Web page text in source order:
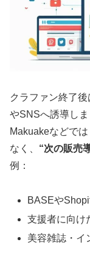
クラファン終了
やSNSへ誘導しま
Makuakeなどで
なく、 “次の販売
例：
BASEや
支援者に向け
美容雑誌・イ